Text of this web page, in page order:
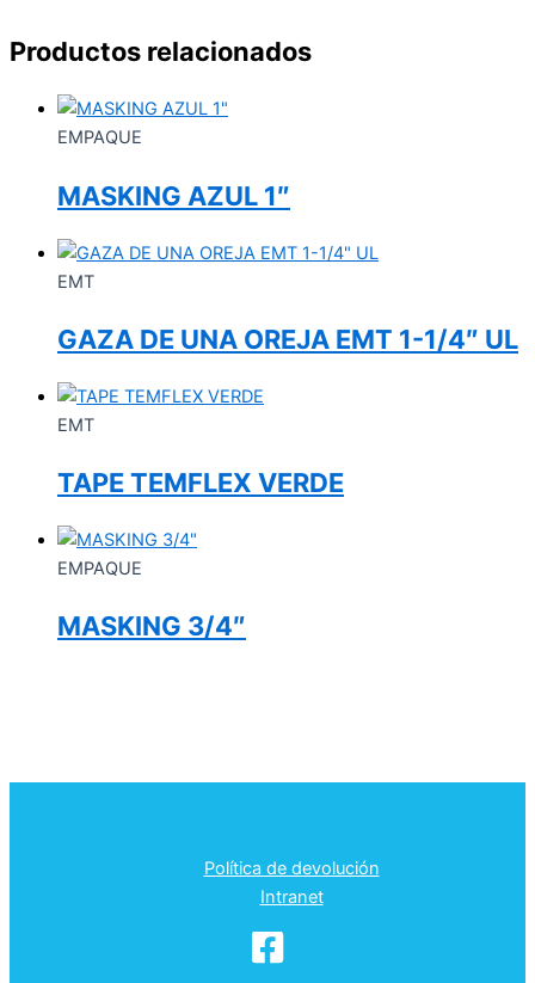
Productos relacionados
EMPAQUE
MASKING AZUL 1″
EMT
GAZA DE UNA OREJA EMT 1-1/4″ UL
EMT
TAPE TEMFLEX VERDE
EMPAQUE
MASKING 3/4″
Política de devolución
Intranet